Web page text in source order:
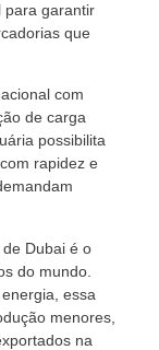
para garantir
que
com
de carga
possibilita
rapidez e
Dubai é o
do mundo.
essa
menores,
na